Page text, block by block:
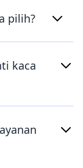
pilih?
kaca